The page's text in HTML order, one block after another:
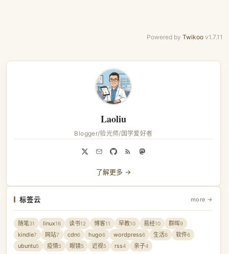
Powered by Twikoo v1.7.11
Laoliu
Blogger/验光师/国学爱好者
了解更多 →
标签云 more →
随笔31 linux16 读书12 博客11 早教10 易经10 群晖9
kindle7 网站7 cdn6 hugo6 wordpress6 生活6 软件6
ubuntu5 疫情5 眼镜5 近视5 rss4 亲子4